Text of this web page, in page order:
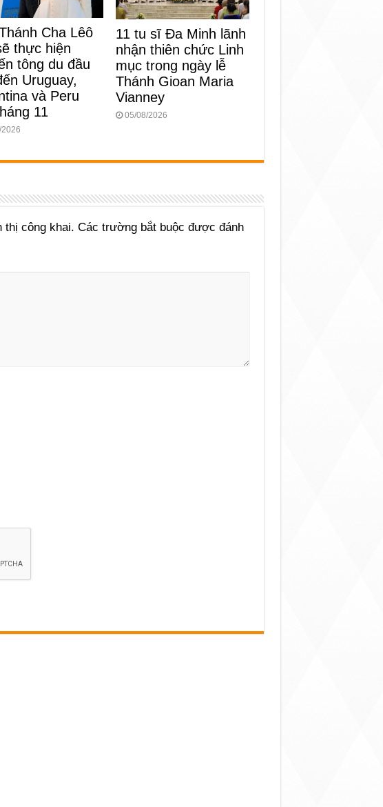
Cha Lêô
thực hiện
tông du đầu
Uruguay,
và Peru
11
11 tu sĩ Đa Minh lãnh
nhận thiên chức Linh
mục trong ngày lễ
Thánh Gioan Maria
Vianney
05/08/2026
thị công khai. Các trường bắt buộc được đánh